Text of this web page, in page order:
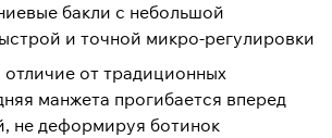
бакли с небольшой
и точной микро-регулировки
от традиционных
манжета прогибается вперед
не деформируя ботинок